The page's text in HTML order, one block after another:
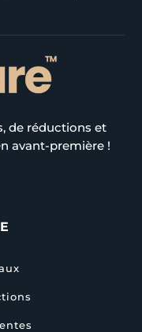
de réductions et
avant-première !